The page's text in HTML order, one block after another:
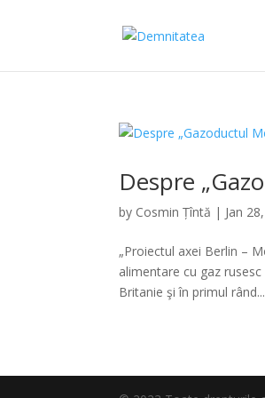
Despre
by Cosmin Țîntă | Jan
„Proiectul axei Berlin –
alimentare cu gaz
Britanie şi în primul rând...